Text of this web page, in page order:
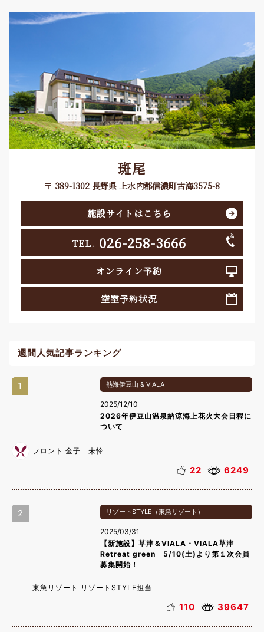
斑尾
〒 389-1302 長野県 上水内郡信濃町古海3575-8
施設サイトはこちら
TEL. 026-258-3666
オンライン予約
空室予約状況
週間人気記事ランキング
1 熱海伊豆山 & VIALA
2025/12/10
2026年伊豆山温泉納涼海上花火大会日程に
ついて
フロント 金子 未怜
22 6249
2 リゾートSTYLE（東急リゾート）
2025/03/31
【新施設】草津＆VIALA・VIALA草津
Retreat green 5/10(土)より第１次会員
募集開始！
東急リゾート リゾートSTYLE担当
110 39647